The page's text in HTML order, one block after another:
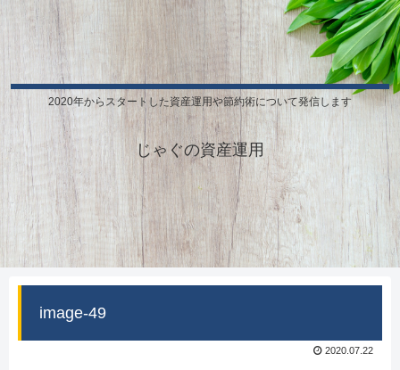
2020年からスタートした資産運用や節約術について発信します
じゃぐの資産運用
image-49
2020.07.22